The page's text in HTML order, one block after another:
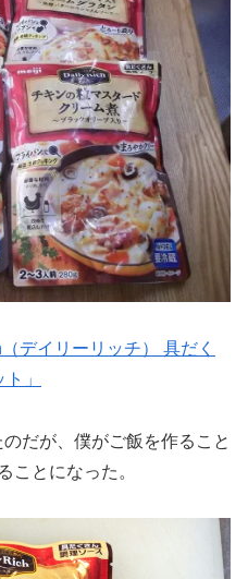
デイリーリッチ） 具だく
」
だが、僕がご飯を作ること
ことになった。